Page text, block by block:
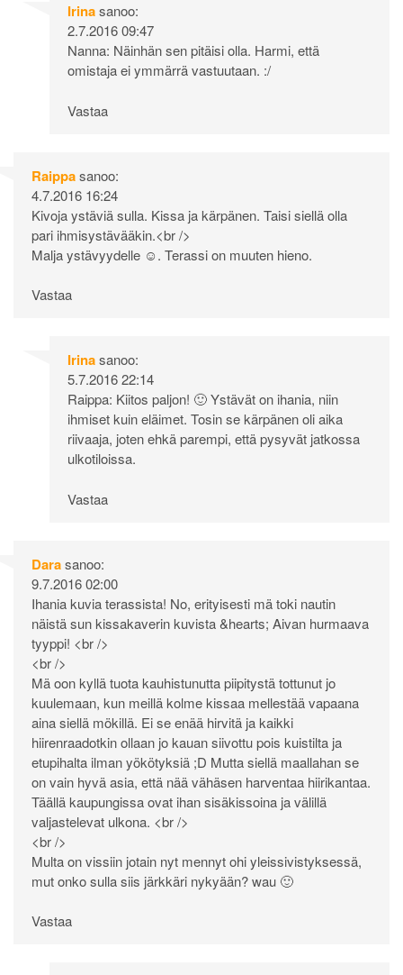
Irinasanoo:
2.7.2016 09:47
Nanna: Näinhän sen pitäisi olla. Harmi, että
omistaja ei ymmärrä vastuutaan. :/
Vastaa
Raippasanoo:
4.7.2016 16:24
Kivoja ystäviä sulla. Kissa ja kärpänen. Taisi siellä olla
pari ihmisystävääkin.<br />
Malja ystävyydelle ☺. Terassi on muuten hieno.
Vastaa
Irinasanoo:
5.7.2016 22:14
Raippa: Kiitos paljon! 🙂 Ystävät on ihania, niin
ihmiset kuin eläimet. Tosin se kärpänen oli aika
riivaaja, joten ehkä parempi, että pysyvät jatkossa
ulkotiloissa.
Vastaa
Darasanoo:
9.7.2016 02:00
Ihania kuvia terassista! No, erityisesti mä toki nautin
näistä sun kissakaverin kuvista &hearts; Aivan hurmaava
tyyppi! <br />
<br />
Mä oon kyllä tuota kauhistunutta piipitystä tottunut jo
kuulemaan, kun meillä kolme kissaa mellestää vapaana
aina siellä mökillä. Ei se enää hirvitä ja kaikki
hiirenraadotkin ollaan jo kauan siivottu pois kuistilta ja
etupihalta ilman yökötyksiä ;D Mutta siellä maallahan se
on vain hyvä asia, että nää vähäsen harventaa hiirikantaa.
Täällä kaupungissa ovat ihan sisäkissoina ja välillä
valjastelevat ulkona. <br />
<br />
Multa on vissiin jotain nyt mennyt ohi yleissivistyksessä,
mut onko sulla siis järkkäri nykyään? wau 🙂
Vastaa